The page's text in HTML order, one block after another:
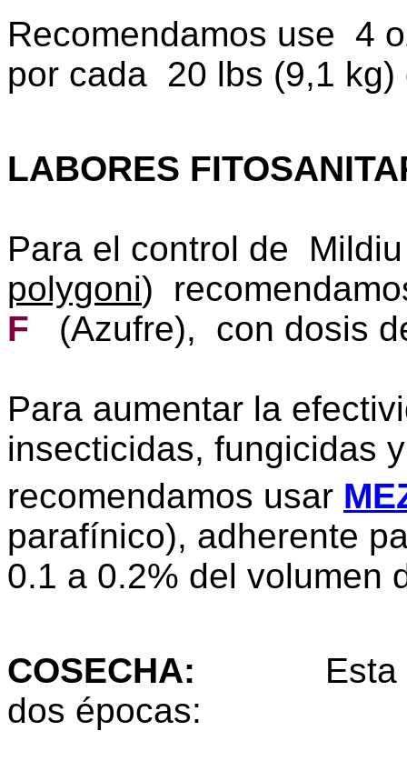
Recomendamos use 4
por cada 20 lbs (9,1 kg)
LABORES
Para el control de
polygoni)
F
(Azufre), con dosis
Para aumentar la
insecticidas, fungicidas
recomendamos usar
parafínico), adherente
0.1 a 0.2% del volumen
COSECHA:
Esta
dos épocas: